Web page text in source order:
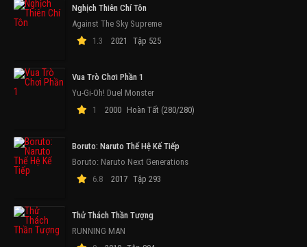
Nghịch Thiên Chí Tôn
Against The Sky Supreme
1.3
2021 Tập 525
Vua Trò Chơi Phần 1
Yu-Gi-Oh! Duel Monster
1
2000 Hoàn Tất (280/280)
Boruto: Naruto Thế Hệ Kế Tiếp
Boruto: Naruto Next Generations
6.8
2017 Tập 293
Thử Thách Thần Tượng
RUNNING MAN